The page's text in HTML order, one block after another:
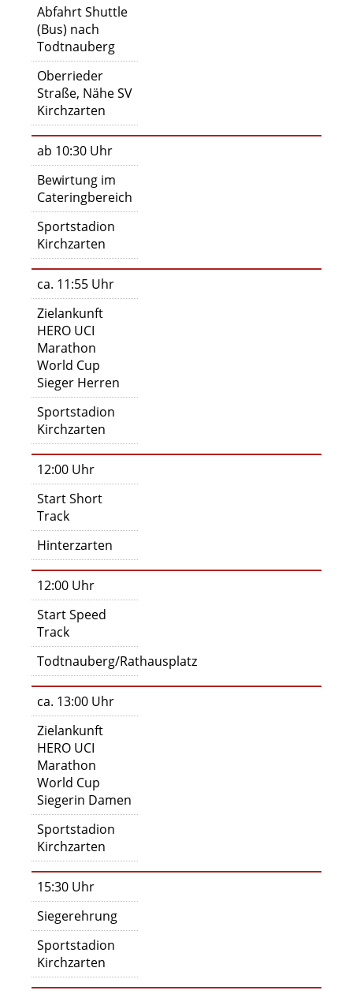
Abfahrt Shuttle
(Bus) nach
Todtnauberg
Oberrieder
Straße, Nähe SV
Kirchzarten
ab 10:30 Uhr
Bewirtung im
Cateringbereich
Sportstadion
Kirchzarten
ca. 11:55 Uhr
Zielankunft
HERO UCI
Marathon
World Cup
Sieger Herren
Sportstadion
Kirchzarten
12:00 Uhr
Start Short
Track
Hinterzarten
12:00 Uhr
Start Speed
Track
Todtnauberg/Rathausplatz
ca. 13:00 Uhr
Zielankunft
HERO UCI
Marathon
World Cup
Siegerin Damen
Sportstadion
Kirchzarten
15:30 Uhr
Siegerehrung
Sportstadion
Kirchzarten